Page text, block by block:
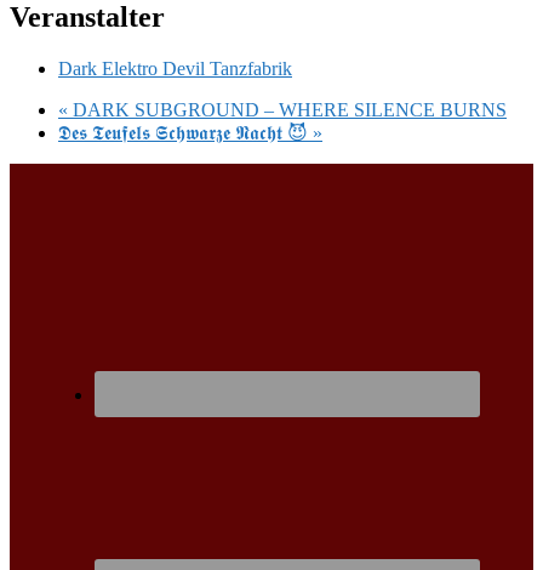
Veranstalter
Dark Elektro Devil Tanzfabrik
« DARK SUBGROUND – WHERE SILENCE BURNS
𝕯𝖊𝖘 𝕿𝖊𝖚𝖋𝖊𝖑𝖘 𝕾𝖈𝖍𝖜𝖆𝖗𝖟𝖊 𝕹𝖆𝖈𝖍𝖙 😈 »